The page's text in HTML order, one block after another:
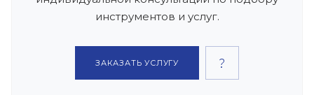
инструментов и услуг.
ЗАКАЗАТЬ УСЛУГУ